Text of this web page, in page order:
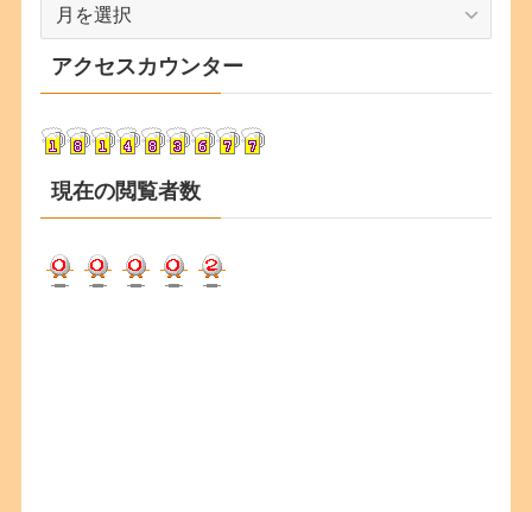
カ
イ
アクセスカウンター
現在の閲覧者数